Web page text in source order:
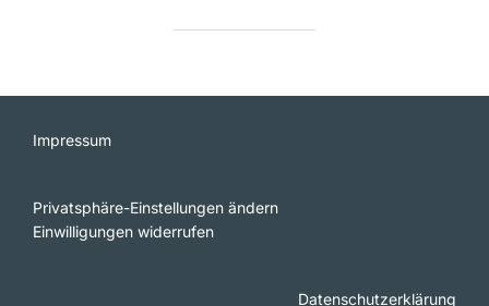
Impressum
Privatsphäre-Einstellungen ändern
Einwilligungen widerrufen
Datenschutzerklärung